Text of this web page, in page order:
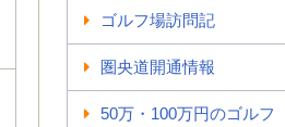
ゴルフ場訪問記
圏央道開通情報
50万・100万円のゴルフ